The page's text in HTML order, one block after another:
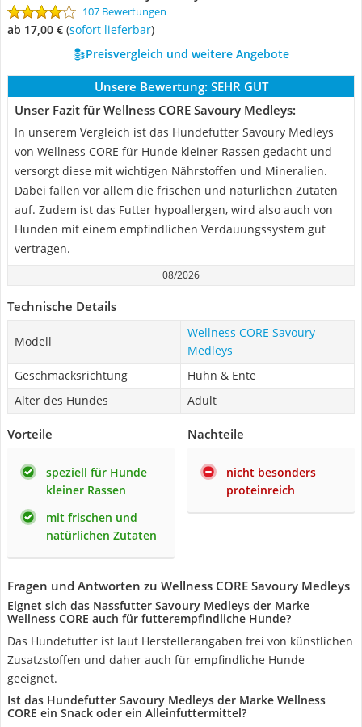
107 Bewertungen
ab 17,00 € ( Sofort lieferbar)
Preisvergleich und weitere Angebote
Unsere Bewertung: SEHR GUT
Unser Fazit für Wellness CORE Savoury Medleys:
In unserem Vergleich ist das Hundefutter Savoury Medleys
von Wellness CORE für Hunde kleiner Rassen gedacht und
versorgt diese mit wichtigen Nährstoffen und Mineralien.
Dabei fallen vor allem die frischen und natürlichen Zutaten
auf. Zudem ist das Futter hypoallergen, wird also auch von
Hunden mit einem empfindlichen Verdauungssystem gut
vertragen.
08/2026
Technische Details
Modell
Wellness CORE Savoury
Medleys
Geschmacksrichtung
Huhn & Ente
Alter des Hundes
Adult
Vorteile
speziell für Hunde
kleiner Rassen
mit frischen und
natürlichen Zutaten
Nachteile
nicht besonders
proteinreich
Fragen und Antworten zu Wellness CORE Savoury Medleys
Eignet sich das Nassfutter Savoury Medleys der Marke
Wellness CORE auch für futterempfindliche Hunde?
Das Hundefutter ist laut Herstellerangaben frei von künstlichen
Zusatzstoffen und daher auch für empfindliche Hunde
geeignet.
Ist das Hundefutter Savoury Medleys der Marke Wellness
CORE ein Snack oder ein Alleinfuttermittel?